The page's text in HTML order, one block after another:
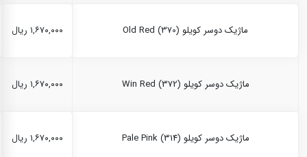
ماژیک دوسر کویلو Old Red (370) ۱,۶۷۰,۰۰۰ ریال
ماژیک دوسر کویلو Win Red (372) ۱,۶۷۰,۰۰۰ ریال
ماژیک دوسر کویلو Pale Pink (314) ۱,۶۷۰,۰۰۰ ریال